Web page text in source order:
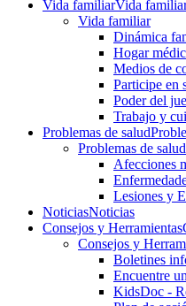
Vida familiarVida
Vida familiar
Dinámica
Hogar
Medios de
Participe en
Poder del
Trabajo y
Problemas de salud
Problemas de salud
Afecciones
Lesiones y
NoticiasNoticias
Consejos y Herramientas
Consejos y
Boletines
Encuentre
KidsDoc -